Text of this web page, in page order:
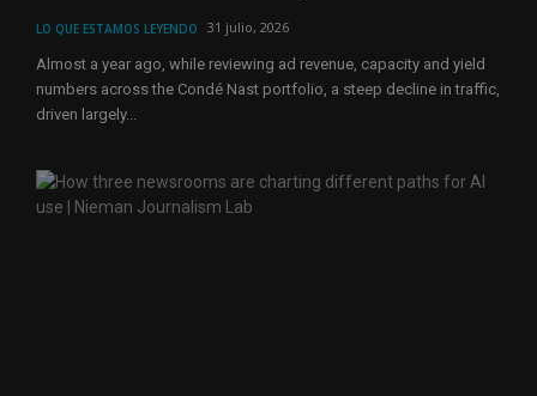
LO QUE ESTAMOS LEYENDO 31 julio, 2026
Almost a year ago, while reviewing ad revenue, capacity and yield
numbers across the Condé Nast portfolio, a steep decline in traffic,
driven largely...